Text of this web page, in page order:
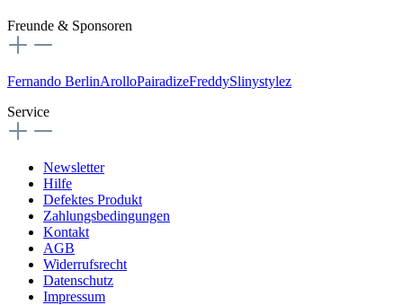
Freunde & Sponsoren
Fernando BerlinArolloPairadizeFreddySlinystylez
Service
Newsletter
Hilfe
Defektes Produkt
Zahlungsbedingungen
Kontakt
AGB
Widerrufsrecht
Datenschutz
Impressum